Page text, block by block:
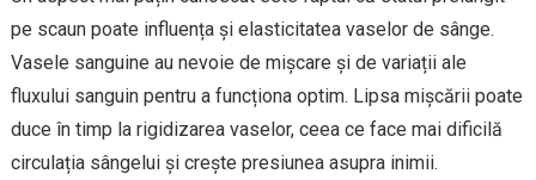
pe scaun poate influența și elasticitatea vaselor de sânge.
Vasele sanguine au nevoie de mișcare și de variații ale
fluxului sanguin pentru a funcționa optim. Lipsa mișcării poate
duce în timp la rigidizarea vaselor, ceea ce face mai dificilă
circulația sângelui și crește presiunea asupra inimii.